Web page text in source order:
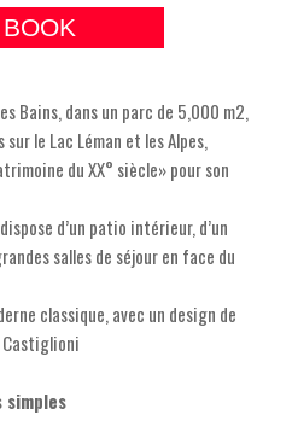
BOOK
Bains, dans un parc de 5,000 m2,
le Lac Léman et les Alpes,
du XX° siècle» pour son
d’un patio intérieur, d’un
salles de séjour en face du
classique, avec un design de
Castiglioni
simples